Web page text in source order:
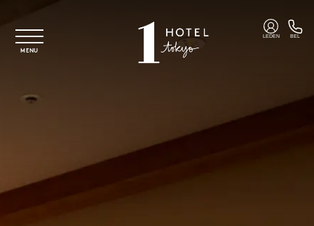
MENU
LEDEN BEL